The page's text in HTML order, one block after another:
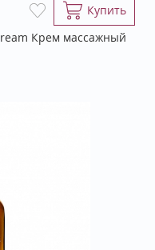
Купить
Крем массажный